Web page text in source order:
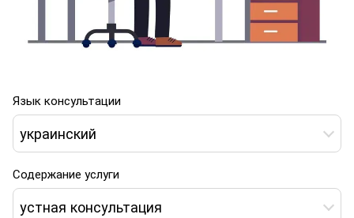
Язык консультации
украинский
Содержание услуги
устная консультация